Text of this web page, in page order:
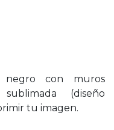
negro con muros
(diseño
tu imagen.